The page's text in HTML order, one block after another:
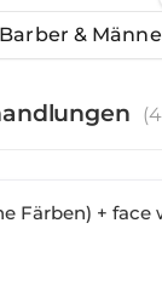
Barber &
(4
Färben) + face